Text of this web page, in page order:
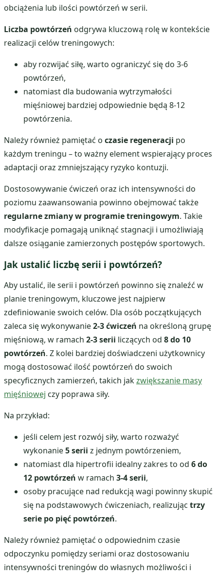
obciążenia lub ilości powtórzeń w serii.
Liczba powtórzeń odgrywa kluczową rolę w kontekście
realizacji celów treningowych:
aby rozwijać siłę, warto ograniczyć się do 3-6
powtórzeń,
natomiast dla budowania wytrzymałości
mięśniowej bardziej odpowiednie będą 8-12
powtórzenia.
Należy również pamiętać o czasie regeneracji po
każdym treningu – to ważny element wspierający proces
adaptacji oraz zmniejszający ryzyko kontuzji.
Dostosowywanie ćwiczeń oraz ich intensywności do
poziomu zaawansowania powinno obejmować także
regularne zmiany w programie treningowym. Takie
modyfikacje pomagają uniknąć stagnacji i umożliwiają
dalsze osiąganie zamierzonych postępów sportowych.
Jak ustalić liczbę serii i powtórzeń?
Aby ustalić, ile serii i powtórzeń powinno się znaleźć w
planie treningowym, kluczowe jest najpierw
zdefiniowanie swoich celów. Dla osób początkujących
zaleca się wykonywanie2-3 ćwiczeń na określoną grupę
mięśniową, w ramach 2-3 serii liczących od 8 do 10
powtórzeń. Z kolei bardziej doświadczeni użytkownicy
mogą dostosować ilość powtórzeń do swoich
specyficznych zamierzeń, takich jakzwiększanie masy
mięśniowej czy poprawa siły.
Na przykład:
jeśli celem jest rozwój siły, warto rozważyć
wykonanie5 serii z jednym powtórzeniem,
natomiast dla hipertrofii idealny zakres to od 6 do
12 powtórzeń w ramach 3-4 serii,
osoby pracujące nad redukcją wagi powinny skupić
się na podstawowych ćwiczeniach, realizując trzy
serie po pięć powtórzeń.
Należy również pamiętać o odpowiednim czasie
odpoczynku pomiędzy seriami oraz dostosowaniu
intensywności treningów do własnych możliwości i